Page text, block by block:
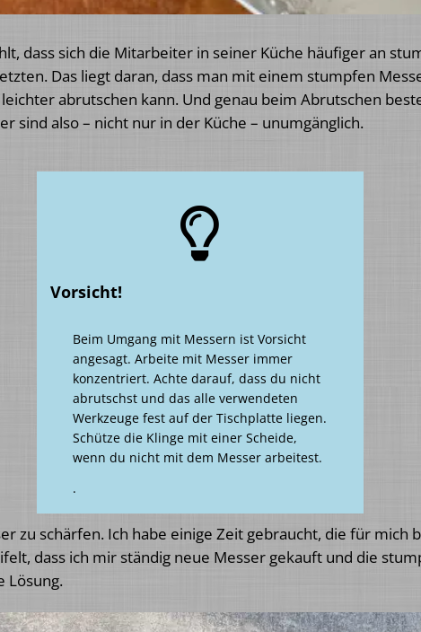
dass sich die Mitarbeiter in seiner Küche häufiger an
Das liegt daran, dass man mit einem stumpfen
abrutschen kann. Und genau beim Abrutschen
sind also – nicht nur in der Küche – unumgänglich.
Vorsicht!
Beim Umgang mit Messern ist Vorsicht
angesagt. Arbeite mit Messer immer
konzentriert. Achte darauf, dass du nicht
abrutschst und das alle verwendeten
Werkzeuge fest auf der Tischplatte liegen.
Schütze die Klinge mit einer Scheide,
wenn du nicht mit dem Messer arbeitest.
.
zu schärfen. Ich habe einige Zeit gebraucht, die für mich
dass ich mir ständig neue Messer gekauft und die
Lösung.